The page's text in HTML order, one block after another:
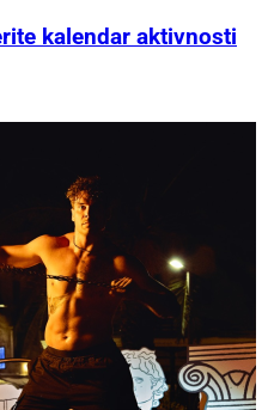
kalendar aktivnosti